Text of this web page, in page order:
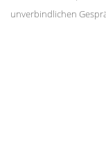
unverbindlichen